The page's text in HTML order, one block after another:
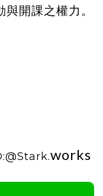
與開課之權力。
works